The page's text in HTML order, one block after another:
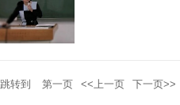
第一页 <<上一页 下一页>>
跳转到